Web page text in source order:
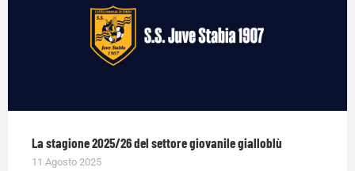
La stagione 2025/26 del settore giovanile gialloblù
11 Agosto 2025